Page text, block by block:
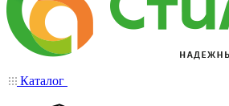
Каталог